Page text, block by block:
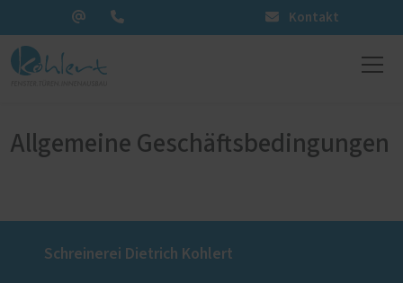
Kontakt
Allgemeine Geschäftsbedingungen
Schreinerei Dietrich Kohlert